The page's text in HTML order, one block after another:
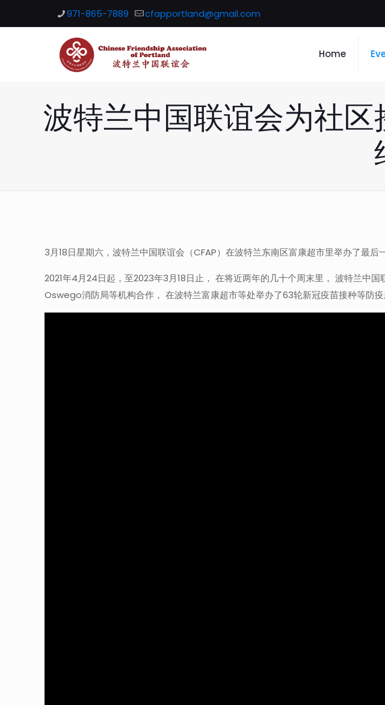
971-865-7889 cfapportland@gmail.com
Home
波特兰中国联谊会为社
3月18日星期六，波特兰中国联谊会（CFAP）在波特兰东南区富康超市里举办了最
2021年4月24日起，至2023年3月18日止， 在将近两年的几十个周末里， 波特兰
Oswego消防局等机构合作， 在波特兰富康超市等处举办了63轮新冠疫苗接种等防